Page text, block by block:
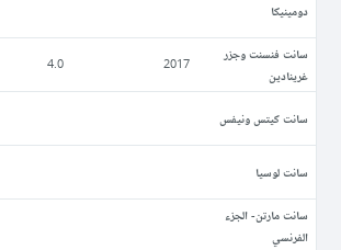
دومينيكا
سانت فنسنت وجزر
غرينادين
2017
4.0
سانت كيتس ونيفس
سانت لوسيا
سانت مارتن- الجزء
الفرنسي